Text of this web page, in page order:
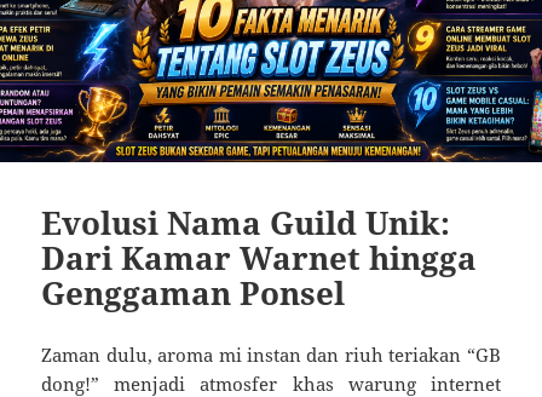
Evolusi Nama Guild Unik:
Dari Kamar Warnet hingga
Genggaman Ponsel
Zaman dulu, aroma mi instan dan riuh teriakan “GB
dong!” menjadi atmosfer khas warung internet